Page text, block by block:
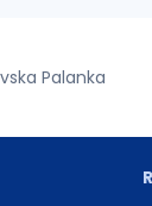
Palanka